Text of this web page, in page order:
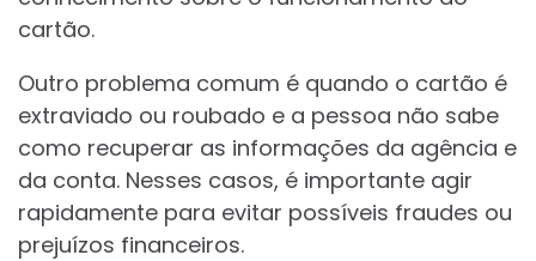
cartão.
Outro problema comum é quando o cartão é
extraviado ou roubado e a pessoa não sabe
como recuperar as informações da agência e
da conta. Nesses casos, é importante agir
rapidamente para evitar possíveis fraudes ou
prejuízos financeiros.